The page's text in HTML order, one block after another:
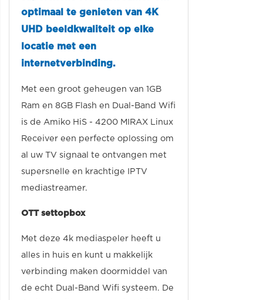
optimaal te genieten van 4K
UHD beeldkwaliteit op elke
locatie met een
internetverbinding.
Met een groot geheugen van 1GB
Ram en 8GB Flash en Dual-Band Wifi
is de Amiko HiS - 4200 MIRAX Linux
Receiver een perfecte oplossing om
al uw TV signaal te ontvangen met
supersnelle en krachtige IPTV
mediastreamer.
OTT settopbox
Met deze 4k mediaspeler heeft u
alles in huis en kunt u makkelijk
verbinding maken doormiddel van
de echt Dual-Band Wifi systeem. De